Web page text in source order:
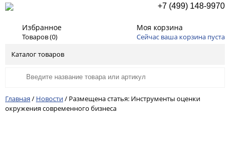
+7 (499) 148-9970
Избранное
Товаров (0)
Моя корзина
Сейчас ваша корзина пуста
Каталог товаров
Главная / Новости/ Размещена статья: Инструменты оценки
окружения современного бизнеса